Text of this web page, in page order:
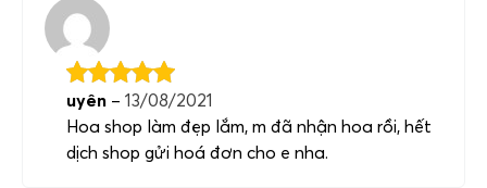
uyên – 13/08/2021
Hoa shop làm đẹp lắm, m đã nhận hoa rồi, hết
dịch shop gửi hoá đơn cho e nha.